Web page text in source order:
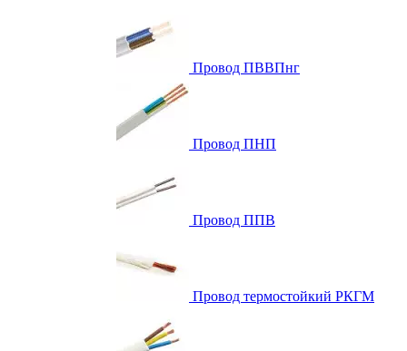
Провод ПВВПнг
Провод ПНП
Провод ППВ
Провод термостойкий РКГМ